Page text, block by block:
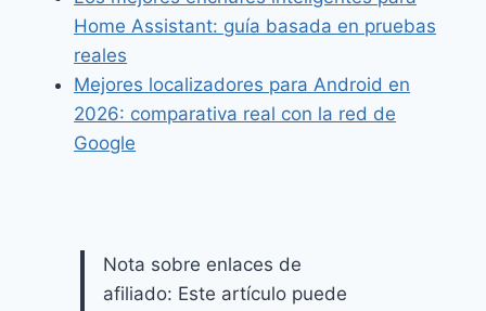
Home Assistant: guía basada en pruebas
reales
Mejores localizadores para Android en
2026: comparativa real con la red de
Google
Nota sobre enlaces de
afiliado: Este artículo puede